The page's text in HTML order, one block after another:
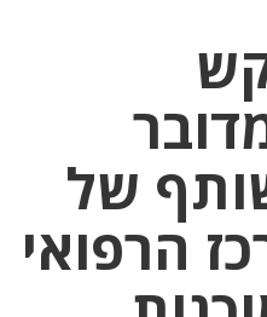
של
הרפואי